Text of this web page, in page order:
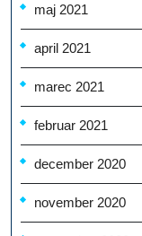
maj 2021
april 2021
marec 2021
februar 2021
december 2020
november 2020